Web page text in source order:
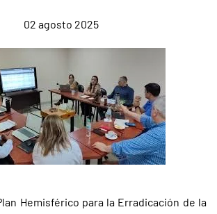
02 agosto 2025
Hemisférico para la Erradicación de la